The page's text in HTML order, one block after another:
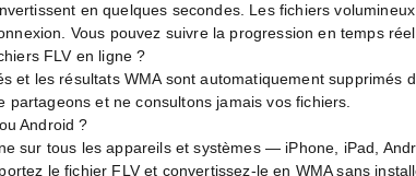
en quelques secondes. Les fichiers
Vous pouvez suivre la progression en temps
FLV en ligne ?
et les résultats WMA sont automatiquement supprimés
partageons et ne consultons jamais vos fichiers.
Android ?
sur tous les appareils et systèmes — iPhone, iPad,
le fichier FLV et convertissez-le en WMA sans